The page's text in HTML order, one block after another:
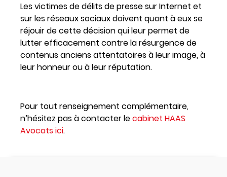
Les victimes de délits de presse sur Internet et
sur les réseaux sociaux doivent quant à eux se
réjouir de cette décision qui leur permet de
lutter efficacement contre la résurgence de
contenus anciens attentatoires à leur image, à
leur honneur ou à leur réputation.
Pour tout renseignement complémentaire,
n’hésitez pas à contacter lecabinet HAAS
Avocats ici.